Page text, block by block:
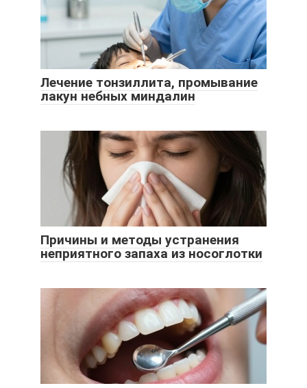
Лечение тонзиллита, промывание
лакун небных миндалин
Причины и методы устранения
неприятного запаха из носоглотки